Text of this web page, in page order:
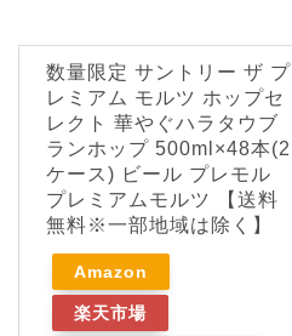
数量限定 サントリー ザ プ
レミアム モルツ ホップセ
レクト 華やぐハラタウブ
ランホップ 500ml×48本(2
ケース) ビール プレモル
プレミアムモルツ 【送料
無料※一部地域は除く】
Amazon
楽天市場